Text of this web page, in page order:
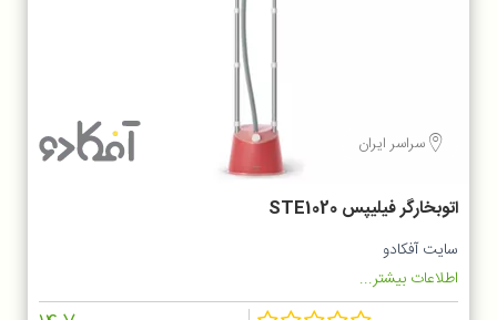
سراسر ایران
اتوبخارگر فیلیپس STE1020
سایت آفکادو
اطلاعات بیشتر...